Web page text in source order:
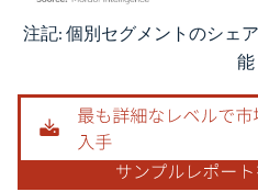
画像 © Mordor Intelligence。再利用に
注記: 個別セグメントのシェ
能